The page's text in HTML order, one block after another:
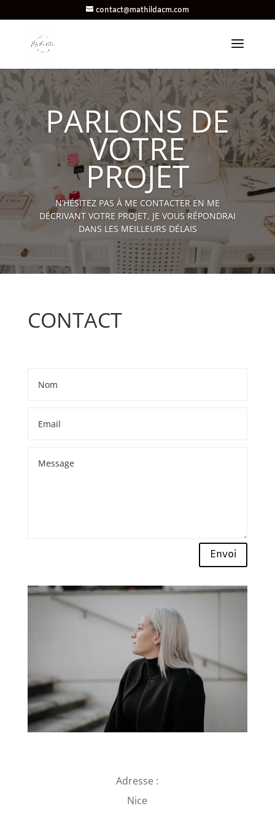
contact@mathildacm.com
PARLONS DE
VOTRE
PROJET
N’HÉSITEZ PAS À ME CONTACTER EN ME
DÉCRIVANT VOTRE PROJET, JE VOUS RÉPONDRAI
DANS LES MEILLEURS DÉLAIS
CONTACT
Envoi
Adresse :
Nice